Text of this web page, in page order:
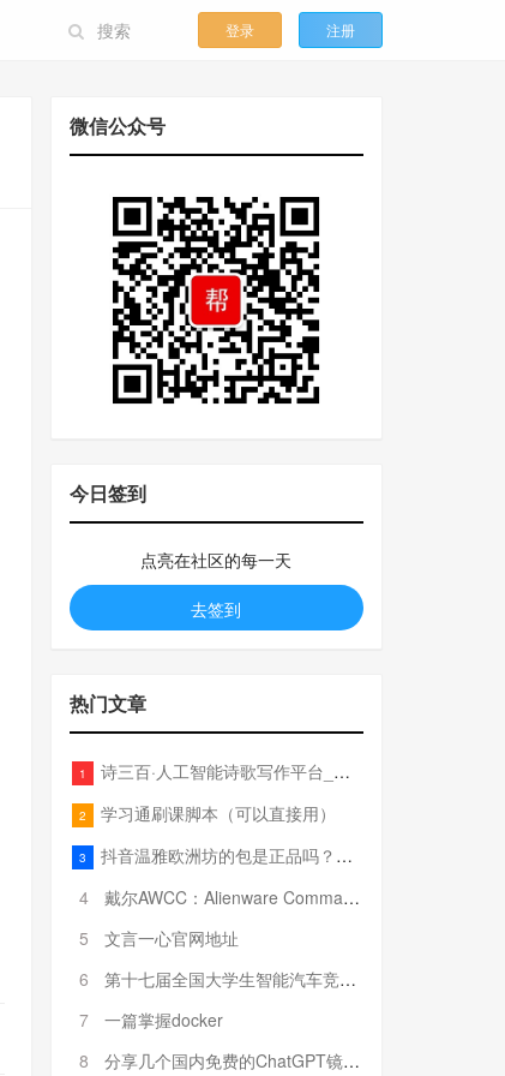
登录 注册
微信公众号
今日签到
点亮在社区的每一天
去签到
热门文章
1 诗三百·人工智能诗歌写作平台_在线作诗机_藏头诗生成器_电脑对联_姓名作诗
2 学习通刷课脚本（可以直接用）
3
抖音温雅欧洲坊的包是正品吗？温雅卖的包为啥那么便宜？
4
戴尔AWCC：Alienware Command Center 故障排除方法，里面附有超全详解呦，快来快来，欢迎观看~
5
文言一心官网地址
6
第十七届全国大学生智能汽车竞赛全国总决赛参赛队伍奖项公告
7
一篇掌握docker
8
分享几个国内免费的ChatGPT镜像网址(亲测有效-4月25日更新)